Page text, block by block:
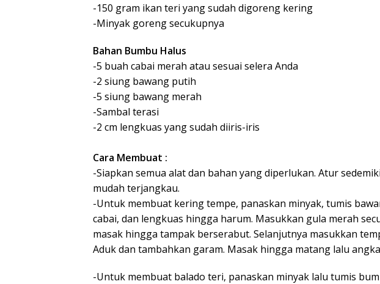
-150 gram ikan teri yang sudah digoreng kering
-Minyak goreng secukupnya
Bahan Bumbu Halus
-5 buah cabai merah atau sesuai selera Anda
-2 siung bawang putih
-5 siung bawang merah
-Sambal terasi
-2 cm lengkuas yang sudah diiris-iris
Cara Membuat :
-Siapkan semua alat dan bahan yang diperlukan. Atur
mudah terjangkau.
-Untuk membuat kering tempe, panaskan minyak, tumis
cabai, dan lengkuas hingga harum. Masukkan gula merah
masak hingga tampak berserabut. Selanjutnya masukkan
Aduk dan tambahkan garam. Masak hingga matang lalu
-Untuk membuat balado teri, panaskan minyak lalu tumis